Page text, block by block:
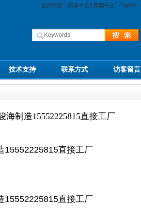
选择语言： 简体中文 | 繁體中文 | English
技术支持 联系方式 访客留言
制造15552225815直接工厂
15552225815直接工厂
15552225815直接工厂